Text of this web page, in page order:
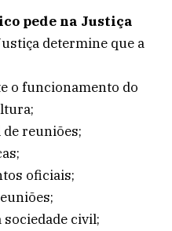
pede na Justiça
determine que a
o funcionamento do
de reuniões;
oficiais;
sociedade civil;